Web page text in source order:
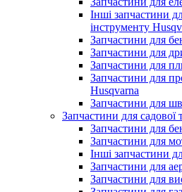
Інші запчастини
інструменту
Запчастини для
Запчастини для
Запчастини для
Запчастини для
Husqvarna
Запчастини для
Запчастини для садової
Запчастини для
Запчастини для
Інші запчастини
Запчастини для
Запчастини для